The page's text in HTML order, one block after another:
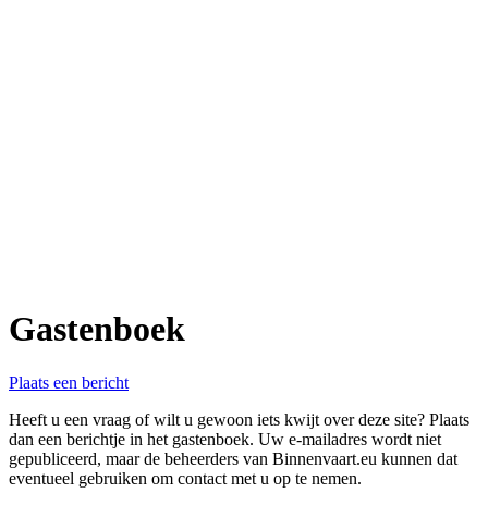
Gastenboek
Plaats een bericht
Heeft u een vraag of wilt u gewoon iets kwijt over deze site? Plaats
dan een berichtje in het gastenboek. Uw e-mailadres wordt niet
gepubliceerd, maar de beheerders van Binnenvaart.eu kunnen dat
eventueel gebruiken om contact met u op te nemen.